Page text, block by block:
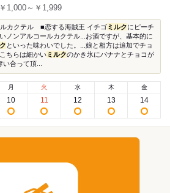
￥1,000～￥1,999
カクテル ■恋する海賊王 イチゴミルクにピーチ
ノンアルコールカクテル...お酒ですが、基本的に
といった味わいでした。...娘と相方は追加でチョ
ちらは細かいミルクのかき氷にバナナとチョコが
合って頂...
月
10
火
11
水
12
木
13
金
14